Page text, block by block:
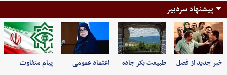
پیشنهاد سردبیر
خبر جدید از فصل
طبیعت بکر جاده
اعتماد عمومی
پیام متفاوت